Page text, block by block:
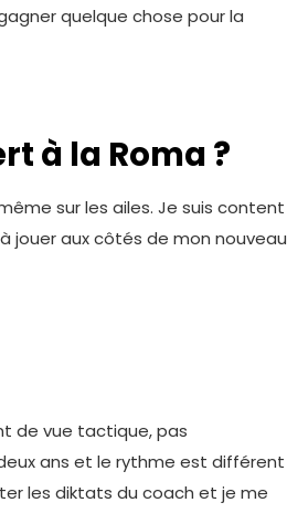
quelque chose pour la
à la Roma ?
sur les ailes. Je suis content
jouer aux côtés de mon nouveau
de vue tactique, pas
ans et le rythme est différent
les diktats du coach et je me